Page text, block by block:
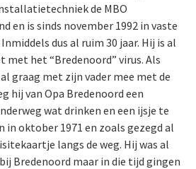
de MBO
en is sinds november 1992 in vaste
dus al ruim 30 jaar. Hij is al
met het “Bredenoord” virus. Als
graag met zijn vader mee met de
hij van Opa Bredenoord een
wat drinken en een ijsje te
in oktober 1971 en zoals gezegd al
langs de weg. Hij was al
Bredenoord maar in die tijd gingen